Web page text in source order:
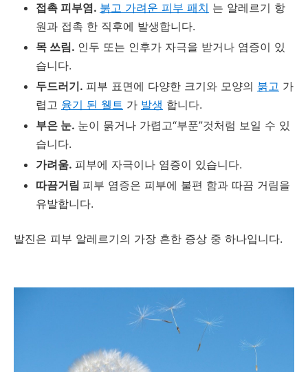
접촉 피부염. 붉고 가려운 피부 패치 는 알레르기 항
원과 접촉 한 직후에 발생합니다.
목 쓰림. 인두 또는 인후가 자극을 받거나 염증이 있
습니다.
두드러기. 피부 표면에 다양한 크기와 모양의 붉고 가
렵고 융기 된 웰트 가 발생 합니다.
부은 눈. 눈이 묽거나 가렵고“부푼”것처럼 보일 수 있
습니다.
가려움. 피부에 자극이나 염증이 있습니다.
따끔거림 피부 염증은 피부에 불편 함과 따끔 거림을
유발합니다.
발진은 피부 알레르기의 가장 흔한 증상 중 하나입니다.